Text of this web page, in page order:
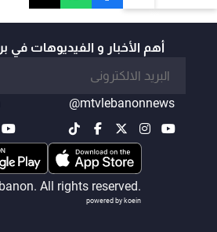
أهم الأخبار و الفيديوهات في
@mtvlebanonnews
All rights reserved.
powered by koein